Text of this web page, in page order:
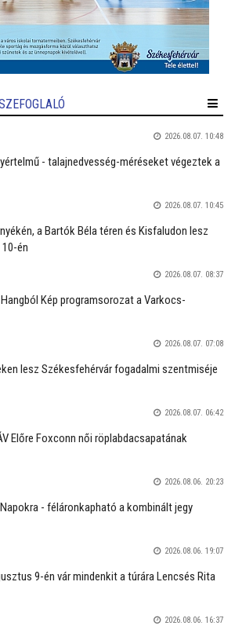
2026.08.07. 10:48
- talajnedvesség-méréseket végeztek a
2026.08.07. 10:45
a Bartók Béla téren és Kisfaludon lesz
én
2026.08.07. 08:37
Kép programsorozat a Varkocs-
2026.08.07. 07:08
lesz Székesfehérvár fogadalmi szentmiséje
2026.08.07. 06:42
Előre Foxconn női röplabdacsapatának
2026.08.06. 20:23
- féláronkapható a kombinált jegy
2026.08.06. 19:07
9-én vár mindenkit a túrára Lencsés Rita
2026.08.06. 16:37